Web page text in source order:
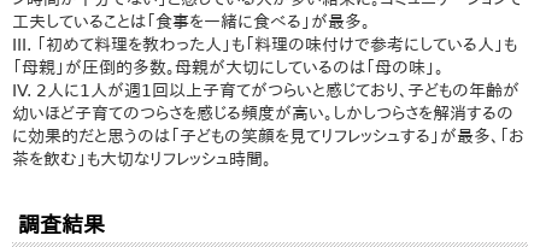
工夫していることは「食事を一緒に食べる」が最多。
III. 「初めて料理を教わった人」も「料理の味付けで参考にしている人」も
「母親」が圧倒的多数。母親が大切にしているのは「母の味」。
IV. 2人に1人が週1回以上子育てがつらいと感じており、子どもの年齢が
幼いほど子育てのつらさを感じる頻度が高い。しかしつらさを解消するの
に効果的だと思うのは「子どもの笑顔を見てリフレッシュする」が最多、「お
茶を飲む」も大切なリフレッシュ時間。
調査結果